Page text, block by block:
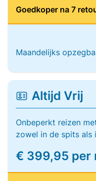
Goedkoper na 7
Maandelijks
Altijd Vrij
Onbeperkt reizen
zowel in de spits als
€ 399,95 per